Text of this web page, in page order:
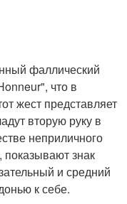
фаллический
что в
жест представляет
вторую руку в
неприличного
знак
и средний
к себе.